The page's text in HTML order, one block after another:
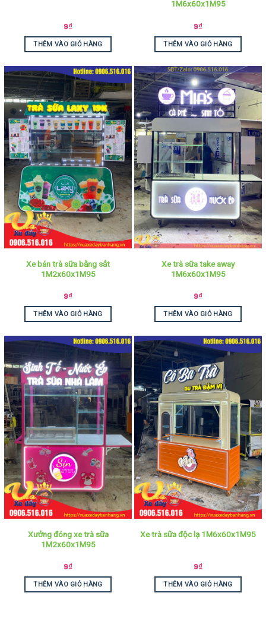
9₫
THÊM VÀO GIỎ HÀNG
1M6x60x1M95
9₫
THÊM VÀO GIỎ HÀNG
Xe bán trà sữa bằng sắt
1M2x60x1M95
9₫
THÊM VÀO GIỎ HÀNG
Xe trà sữa take away
1M6x60x1M95
9₫
THÊM VÀO GIỎ HÀNG
Xưởng đóng xe trà sữa
1M2x60x1M95
9₫
THÊM VÀO GIỎ HÀNG
Xe trà sữa độc lạ 1M6x60x1M95
9₫
THÊM VÀO GIỎ HÀNG